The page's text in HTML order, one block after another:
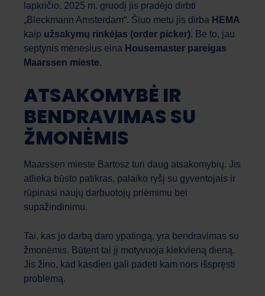
lapkričio. 2025 m. gruodį jis pradėjo dirbti
„Bleckmann Amsterdam“. Šiuo metu jis dirba HEMA
kaip užsakymų rinkėjas (order picker). Be to, jau
septynis mėnesius eina Housemaster pareigas
Maarssen mieste.
ATSAKOMYBĖ IR
BENDRAVIMAS SU
ŽMONĖMIS
Maarssen mieste Bartosz turi daug atsakomybių. Jis
atlieka būsto patikras, palaiko ryšį su gyventojais ir
rūpinasi naujų darbuotojų priėmimu bei
supažindinimu.
Tai, kas jo darbą daro ypatingą, yra bendravimas su
žmonėmis. Būtent tai jį motyvuoja kiekvieną dieną.
Jis žino, kad kasdien gali padėti kam nors išspręsti
problemą.
Sveiki! Kuo galiu jums šiandien padėti?